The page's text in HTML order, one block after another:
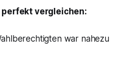
perfekt vergleichen:
war nahezu